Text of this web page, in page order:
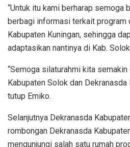
“Untuk itu kami berharap semoga
berbagi informasi terkait program
Kabupaten Kuningan, sehingga
adaptasikan nantinya di Kab.
“Semoga silaturahmi kita
Kabupaten Solok dan Dekranasda
tutup Emiko.
Selanjutnya Dekranasda
rombongan Dekranasda
mengunjungi salah satu rumah